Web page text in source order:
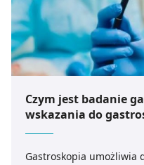
Czym jest badanie
wskazania do
Gastroskopia umożliwia